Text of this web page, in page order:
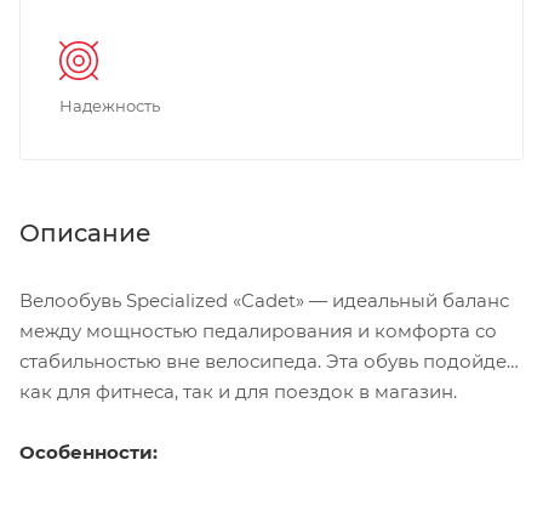
Надежность
Описание
Велообувь Specialized «Cadet» — идеальный баланс
между мощностью педалирования и комфорта со
стабильностью вне велосипеда. Эта обувь подойдет
как для фитнеса, так и для поездок в магазин.
Особенности: